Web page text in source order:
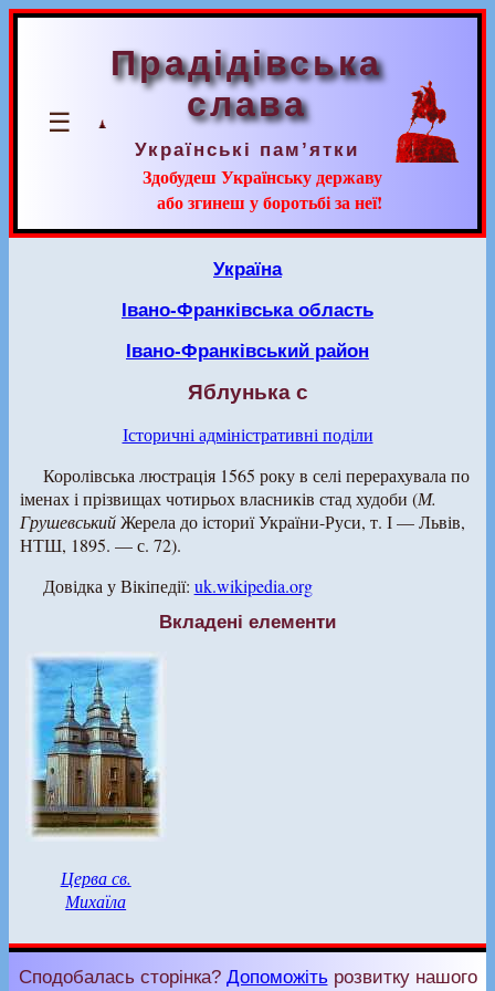
☰
Прадідівська
слава
Українські пам’ятки
Здобудеш Українську державу
або згинеш у боротьбі за неї!
Україна
Івано-Франківська область
Івано-Франківський район
Яблунька с
Історичні адміністративні поділи
Королівська люстрація 1565 року в селі перерахувала по
іменах і прізвищах чотирьох власників стад худоби (М.
ГрушевськийЖерела до істориї України-Руси, т. І — Львів,
НТШ, 1895. — с. 72).
Довідка у Вікіпедії: uk.wikipedia.org
Вкладені елементи
Церва св.
Михаїла
Сподобалась сторінка? Допоможітьрозвитку нашого